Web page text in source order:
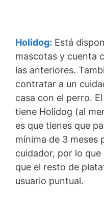
Holidog: Está
mascotas y cuenta
las anteriores.
contratar a un
casa con el perro.
tiene Holidog (al
es que tienes que
mínima de 3 meses
cuidador, por lo
que el resto de
usuario puntual.